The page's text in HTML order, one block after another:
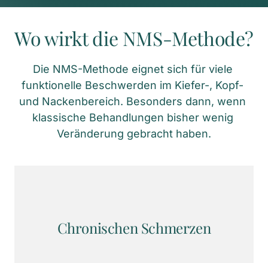
Wo wirkt die NMS-Methode?
Die NMS-Methode eignet sich für viele
funktionelle Beschwerden im Kiefer-, Kopf-
und Nackenbereich. Besonders dann, wenn
klassische Behandlungen bisher wenig
Veränderung gebracht haben.
Chronischen Schmerzen